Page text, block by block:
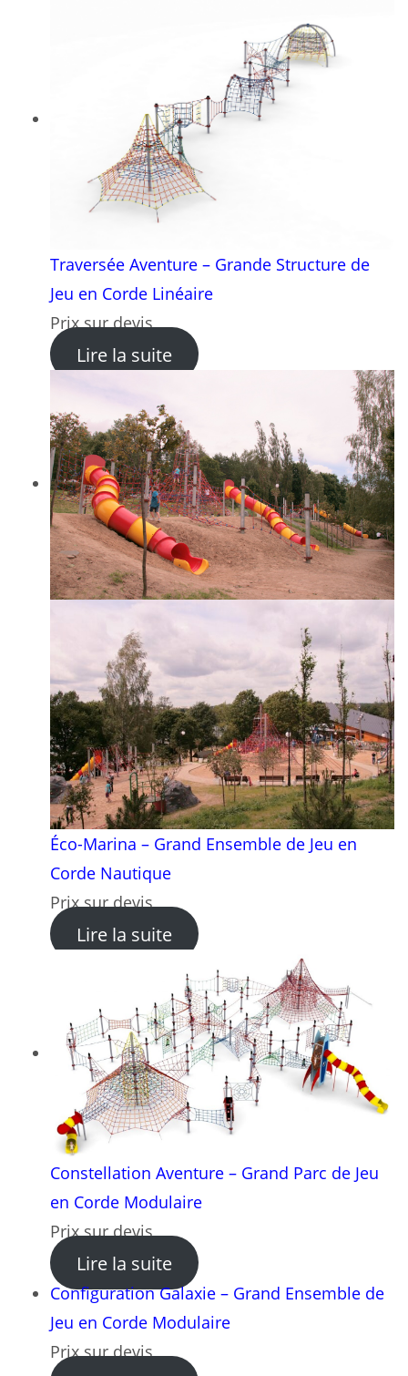
Traversée Aventure – Grande Structure de
Jeu en Corde Linéaire
Prix sur devis
Lire la suite: Traversée Aventure –
Éco-Marina – Grand Ensemble de Jeu en
Corde Nautique
Prix sur devis
Lire la suite: Éco-Marina – Grand
Constellation Aventure – Grand Parc de Jeu
en Corde Modulaire
Prix sur devis
Lire la suite: Constellation Aventure –
Configuration Galaxie – Grand Ensemble de
Jeu en Corde Modulaire
Prix sur devis